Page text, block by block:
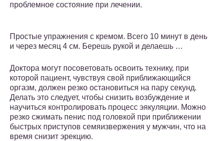
проблемное состояние при лечении.
Простые упражнения с кремом. Всего 10 минут в день
и через месяц 4 см. Берешь рукой и делаешь …
Доктора могут посоветовать освоить технику, при
которой пациент, чувствуя свой приближающийся
оргазм, должен резко остановиться на пару секунд.
Делать это следует, чтобы снизить возбуждение и
научиться контролировать процесс эякуляции. Можно
резко сжимать пенис под головкой при приближении
быстрых приступов семяизвержения у мужчин, что на
время снизит эрекцию.